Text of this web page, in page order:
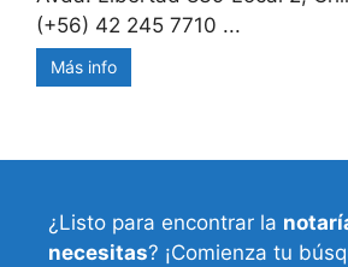
(+56) 42 245 7710 ...
Más info
¿Listo para encontrar la
necesitas? ¡Comienza tu